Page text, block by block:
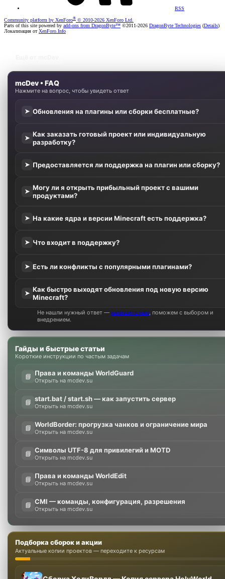
RSS
Community platform by XenForo® © 2010-2026 XenForo Ltd.
Parts of this site powered by add-ons from DragonByte™ ©2011-2026 DragonByte Technologies (Details)
Локализация отXenForo.Info
mcDev • FAQ
Нажмите на вопрос, чтобы увидеть ответ
➤ Обновления на плагины или сборки бесплатные?
➤ Как заказать готовый проект или индивидуальную
разработку?
➤ Предоставляется ли поддержка на плагин или сборку?
➤ Могу ли я открыть прибыльный проект с вашими
продуктами?
➤ На какие ядра и версии Minecraft есть поддержка?
➤ Что входит в поддержку?
➤ Есть ли конфликты с популярными плагинами?
➤ Как быстро выходят обновления под новую версию
Minecraft?
Не нашли нужный ответ —напишите нам , поможем с выбором и
внедрением.
Гайды и быстрые статьи
Короткие инструкции по частым задачам
📘 Права и команды WorldGuard
Открыть на mcdev.su
📘 start.bat / start.sh — как запустить сервер
Открыть на mcdev.su
📘 WorldBorder: прогрузка чанков и ограничение мира
Открыть на mcdev.su
📘 Символы UTF-8 для привилегий и MOTD
Открыть на mcdev.su
📘 Права и команды WorldEdit
Открыть на mcdev.su
📘 CMI — команды, конфигурация, разрешения
Открыть на mcdev.su
Подборка сборок и акции
Актуальные копии проектов — переходите к ресурсам